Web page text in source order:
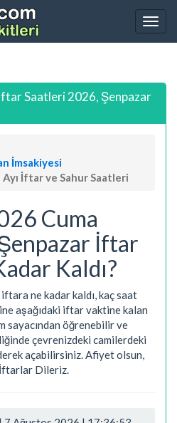
Saatleri 2026, Şenpazar
İmsakiyesi
İftar ve Sahur Saatleri
Cuma
İftar
Kaldı?
ne kadar kaldı, kaç saat
aşağıdaki iftar vaktine kalan
sayacından öğrenebilir ve
çevrenizdeki camilerdeki
açabilirsiniz. Afiyet olsun,
İftarlar Dileriz.